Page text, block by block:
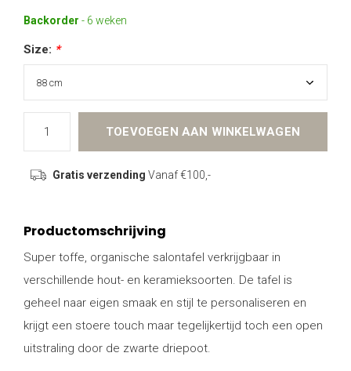
Backorder - 6 weken
Size: *
TOEVOEGEN AAN WINKELWAGEN
Gratis verzending Vanaf €100,-
Productomschrijving
Super toffe, organische salontafel verkrijgbaar in
verschillende hout- en keramieksoorten. De tafel is
geheel naar eigen smaak en stijl te personaliseren en
krijgt een stoere touch maar tegelijkertijd toch een open
uitstraling door de zwarte driepoot.